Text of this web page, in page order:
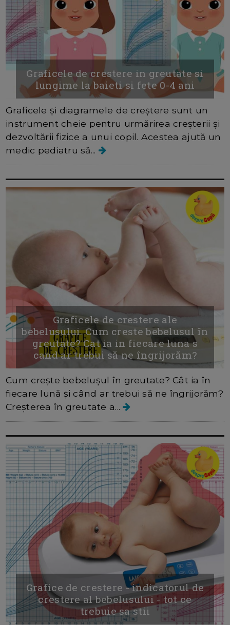
Graficele de crestere in greutate si
lungime la baieti si fete 0-4 ani
Graficele și diagramele de creștere sunt un
instrument cheie pentru urmărirea creșterii și
dezvoltării fizice a unui copil. Acestea ajută un
medic pediatru să...
Graficele de crestere ale
bebelusului. Cum creste bebelusul în
greutate? Cat ia in fiecare luna s
cand ar trebui să ne îngrijorăm?
Cum crește bebelușul în greutate? Cât ia în
fiecare lună și când ar trebui să ne îngrijorăm?
Creșterea în greutate a...
Grafice de crestere - indicatorul de
crestere al bebelusului - tot ce
trebuie sa stii